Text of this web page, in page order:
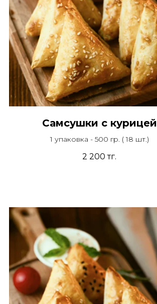
Самсушки с курицей
1 упаковка - 500 гр. ( 18 шт.)
2 200 тг.